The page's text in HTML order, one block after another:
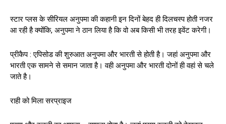
स्टार प्लस के सीरियल अनुपमा की कहानी इन दिनों बेहद ही दिलचस्प होती नजर
आ रही है क्योंकि, अनुपमा ने ठान लिया है कि वो अब किसी भी तरह इवेंट करेगी।
प्रीकैप : एपिसोड की शुरुआत अनुपमा और भारती से होती है। जहां अनुपमा और
भारती एक सामने से समान जाता है। वही अनुपमा और भारती दोनों ही वहां से चले
जाते है।
राही को मिला सरप्राइज